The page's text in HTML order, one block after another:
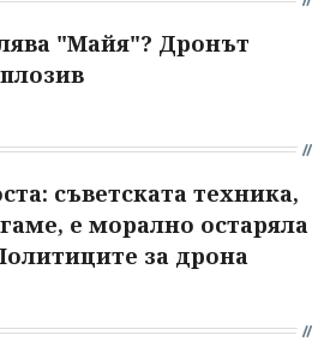
"Майя"? Дронът
съветската техника,
е морално остаряла
за дрона